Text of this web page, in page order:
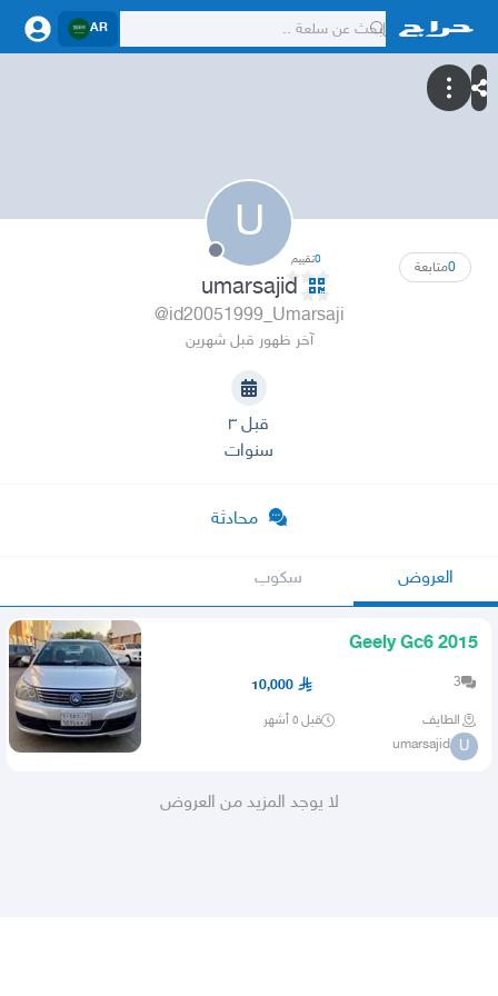
AR
U
0متابعة 0تقييم
umarsajid
@id20051999_Umarsaji
آخر ظهور قبل شهرين
قبل ٣
سنوات
محادثة
العروض سكوب
Geely Gc6 2015
3
10,000
الطايف قبل ٥ أشهر
U
umarsajid
لا يوجد المزيد من العروض